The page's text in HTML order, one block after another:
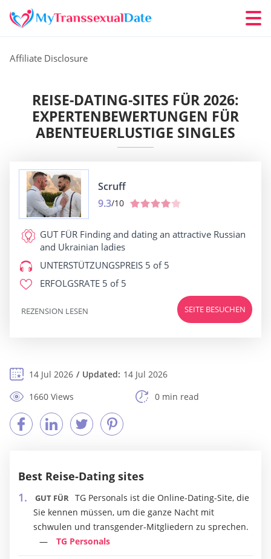
Affiliate Disclosure
REISE-DATING-SITES FÜR 2026:
EXPERTENBEWERTUNGEN FÜR
ABENTEUERLUSTIGE SINGLES
Scruff
9.3/10
GUT FÜR Finding and dating an attractive Russian
and Ukrainian ladies
UNTERSTÜTZUNGSPREIS 5 of 5
ERFOLGSRATE 5 of 5
SEITE BESUCHEN
REZENSION LESEN
14 Jul 2026 Updated: 14 Jul 2026
1660 Views
0 min read
Best Reise-Dating sites
GUT FÜR TG Personals ist die Online-Dating-Site, die
Sie kennen müssen, um die ganze Nacht mit
schwulen und transgender-Mitgliedern zu sprechen.
TG Personals